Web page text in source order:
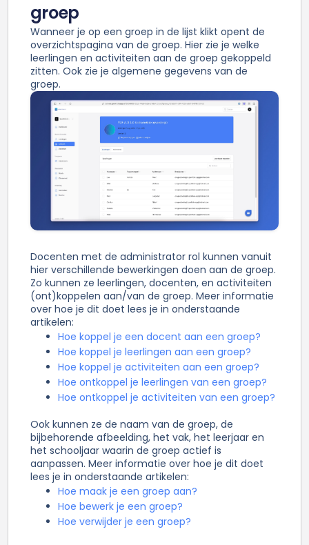
groep
Wanneer je op een groep in de lijst klikt opent de
overzichtspagina van de groep. Hier zie je welke
leerlingen en activiteiten aan de groep gekoppeld
zitten. Ook zie je algemene gegevens van de
groep.
Docenten met de administrator rol kunnen vanuit
hier verschillende bewerkingen doen aan de groep.
Zo kunnen ze leerlingen, docenten, en activiteiten
(ont)koppelen aan/van de groep. Meer informatie
over hoe je dit doet lees je in onderstaande
artikelen:
Hoe koppel je een docent aan een groep?
Hoe koppel je leerlingen aan een groep?
Hoe koppel je activiteiten aan een groep?
Hoe ontkoppel je leerlingen van een groep?
Hoe ontkoppel je activiteiten van een groep?
Ook kunnen ze de naam van de groep, de
bijbehorende afbeelding, het vak, het leerjaar en
het schooljaar waarin de groep actief is
aanpassen. Meer informatie over hoe je dit doet
lees je in onderstaande artikelen:
Hoe maak je een groep aan?
Hoe bewerk je een groep?
Hoe verwijder je een groep?